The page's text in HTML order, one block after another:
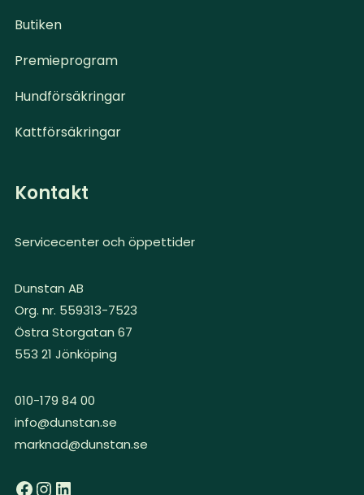
Butiken
Premieprogram
Hundförsäkringar
Kattförsäkringar
Kontakt
Servicecenter och öppettider
Dunstan AB
Org. nr. 559313-7523
Östra Storgatan 67
553 21 Jönköping
010-179 84 00
info@dunstan.se
marknad@dunstan.se
Facebook
Instagram
LinkedIn